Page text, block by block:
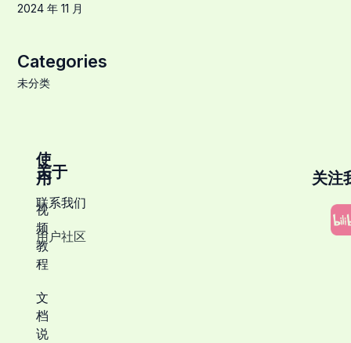
2024 年 11 月
Categories
未分类
使
用
视
频
教
程
文
档
说
关于
联系我们
用户社区
关注